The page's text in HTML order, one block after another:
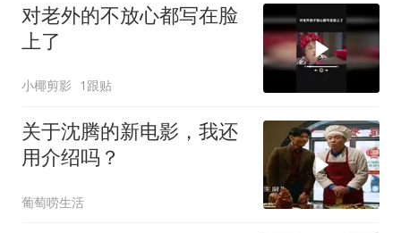
对老外的不放心都写在脸
上了
小椰剪影 1跟贴
关于沈腾的新电影，我还
用介绍吗？
葡萄唠生活